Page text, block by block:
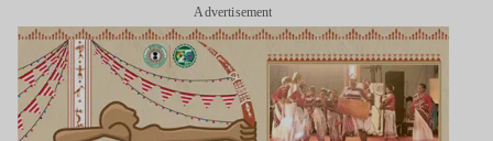
Advertisement